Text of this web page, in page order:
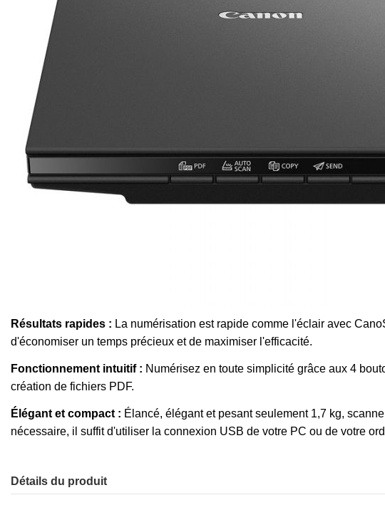
Résultats rapides : La numérisation est rapide comme l'éclair avec
d'économiser un temps précieux et de maximiser l'efficacité.
Fonctionnement intuitif : Numérisez en toute simplicité grâce aux 4
création de fichiers PDF.
Élégant et compact : Élancé, élégant et pesant seulement 1,7 kg,
nécessaire, il suffit d'utiliser la connexion USB de votre PC ou de votre
Détails du produit